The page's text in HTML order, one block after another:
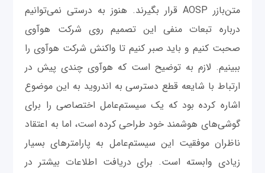
متن‌بازر AOSP قرار بگیرند. هنوز به درستی نمی‌توانیم
درباره تبعات منفی این تصمیم روی شرکت هوآوی
صحبت کنیم و باید صبر کنیم تا واکنش شرکت هوآوی را
ببینیم. لازم به توضیح است که هوآوی چندی پیش در
ارتباط با شایعه قطع دسترسی به اندروید به این موضوع
اشاره کرده بود که یک سیستم‌عامل اختصاصی را برای
گوشی‌های هوشمند خود طراحی کرده است، اما به اعتقاد
ناظران موفقیت این سیستم‌عامل به پارامترهای بسیار
زیادی وابسته است. برای دریافت اطلاعات بیشتر در